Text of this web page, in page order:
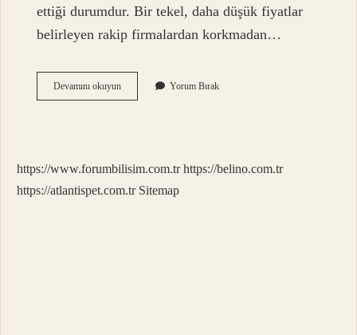
ettiği durumdur. Bir tekel, daha düşük fiyatlar
belirleyen rakip firmalardan korkmadan…
Devamını okuyunDoğal
Tekel
Yorum Bırak
https://www.forumbilisim.com.tr https://belino.com.tr
https://atlantispet.com.tr Sitemap